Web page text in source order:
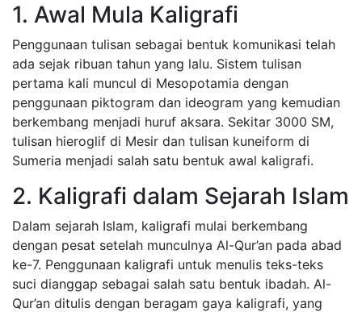
1. Awal Mula Kaligrafi
Penggunaan tulisan sebagai bentuk komunikasi telah
ada sejak ribuan tahun yang lalu. Sistem tulisan
pertama kali muncul di Mesopotamia dengan
penggunaan piktogram dan ideogram yang kemudian
berkembang menjadi huruf aksara. Sekitar 3000 SM,
tulisan hieroglif di Mesir dan tulisan kuneiform di
Sumeria menjadi salah satu bentuk awal kaligrafi.
2. Kaligrafi dalam Sejarah Islam
Dalam sejarah Islam, kaligrafi mulai berkembang
dengan pesat setelah munculnya Al-Qur’an pada abad
ke-7. Penggunaan kaligrafi untuk menulis teks-teks
suci dianggap sebagai salah satu bentuk ibadah. Al-
Qur’an ditulis dengan beragam gaya kaligrafi, yang